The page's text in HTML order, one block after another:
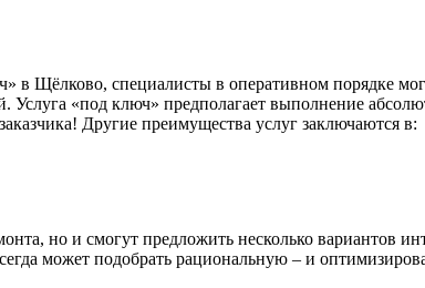
в Щёлково, специалисты в оперативном порядке
«под ключ» предполагает выполнение
Другие преимущества услуг заключаются в:
но и смогут предложить несколько вариантов
может подобрать рациональную – и